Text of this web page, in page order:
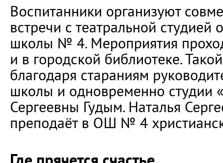
Воспитанники организуют
встречи с театральной
школы № 4. Мероприятия
и в городской библиотеке.
благодаря стараниям
школы и одновременно студии
Сергеевны Гудым. Наталья
преподаёт в ОШ № 4